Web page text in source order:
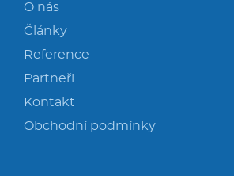
O nás
Články
Reference
Partneři
Kontakt
Obchodní podmínky